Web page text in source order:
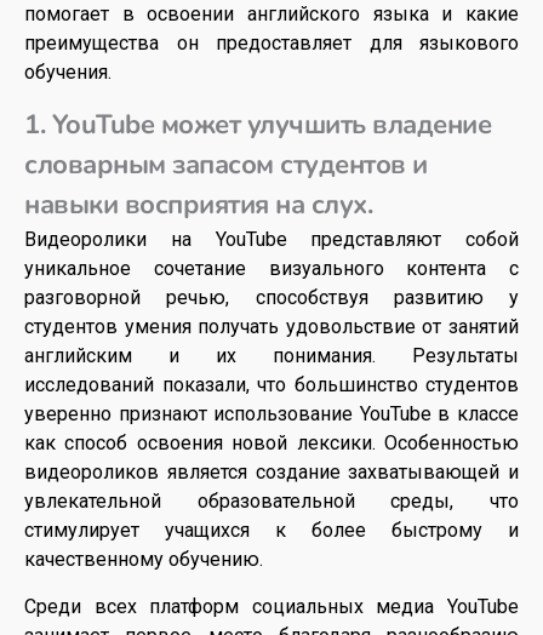
помогает в освоении английского языка и какие
преимущества он предоставляет для языкового
обучения.
1. YouTube может улучшить владение
словарным запасом студентов и
навыки восприятия на слух.
Видеоролики на YouTube представляют собой
уникальное сочетание визуального контента с
разговорной речью, способствуя развитию у
студентов умения получать удовольствие от занятий
английским и их понимания. Результаты
исследований показали, что большинство студентов
уверенно признают использование YouTube в классе
как способ освоения новой лексики. Особенностью
видеороликов является создание захватывающей и
увлекательной образовательной среды, что
стимулирует учащихся к более быстрому и
качественному обучению.
Среди всех платформ социальных медиа YouTube